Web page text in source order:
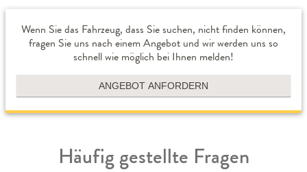
Wenn Sie das Fahrzeug, dass Sie suchen, nicht finden können,
fragen Sie uns nach einem Angebot und wir werden uns so
schnell wie möglich bei Ihnen melden!
ANGEBOT ANFORDERN
Häufig gestellte Fragen